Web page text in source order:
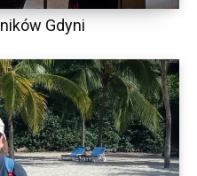
Gdyni